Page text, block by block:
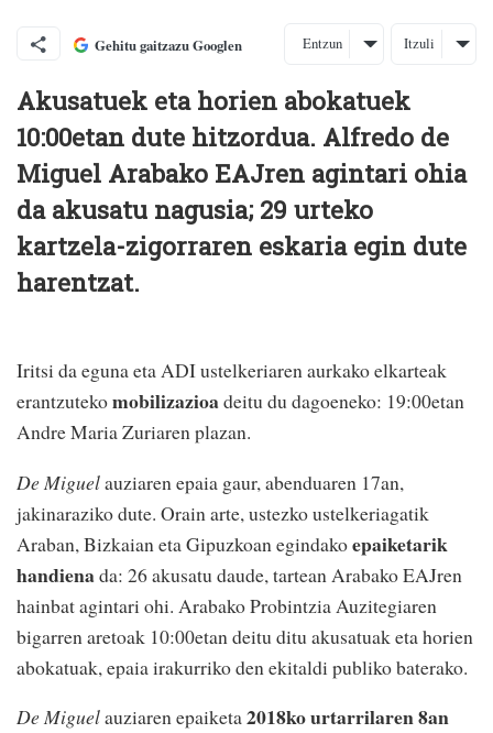
Gehitu gaitzazu Googlen Entzun Itzuli
Akusatuek eta horien abokatuek
10:00etan dute hitzordua. Alfredo de
Miguel Arabako EAJren agintari ohia
da akusatu nagusia; 29 urteko
kartzela-zigorraren eskaria egin dute
harentzat.
Iritsi da eguna eta ADI ustelkeriaren aurkako elkarteak
erantzutekomobilizazioadeitu du dagoeneko: 19:00etan
Andre Maria Zuriaren plazan.
De Miguelauziaren epaia gaur, abenduaren 17an,
jakinaraziko dute. Orain arte, ustezko ustelkeriagatik
Araban, Bizkaian eta Gipuzkoan egindakoepaiketarik
handienada: 26 akusatu daude, tartean Arabako EAJren
hainbat agintari ohi. Arabako Probintzia Auzitegiaren
bigarren aretoak 10:00etan deitu ditu akusatuak eta horien
abokatuak, epaia irakurriko den ekitaldi publiko baterako.
De Miguelauziaren epaiketa2018ko urtarrilaren 8an